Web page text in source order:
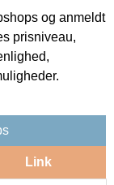
og anmeldt
prisniveau,
Link